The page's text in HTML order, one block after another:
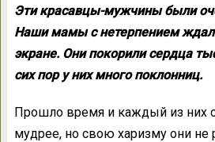
Эти красавцы-мужчины были
Наши мамы с нетерпением
экране. Они покорили сердца
сих пор у них много поклонниц.
Прошло время и каждый из них
мудрее, но свою харизму они не